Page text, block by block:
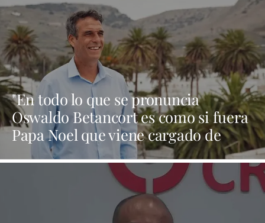
"En todo lo que se pronuncia
Oswaldo Betancort es como si fuera
Papa Noel que viene cargado de
regalos y al final todo es humo"